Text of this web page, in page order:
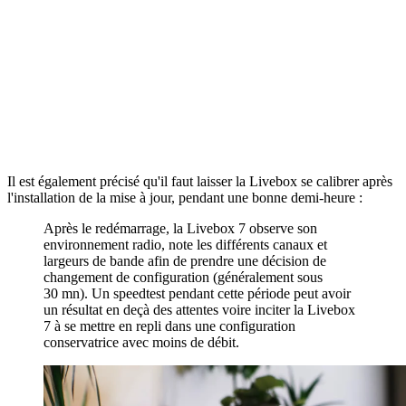
Il est également précisé qu'il faut laisser la Livebox se calibrer après
l'installation de la mise à jour, pendant une bonne demi-heure :
Après le redémarrage, la Livebox 7 observe son
environnement radio, note les différents canaux et
largeurs de bande afin de prendre une décision de
changement de configuration (généralement sous
30 mn). Un speedtest pendant cette période peut avoir
un résultat en deçà des attentes voire inciter la Livebox
7 à se mettre en repli dans une configuration
conservatrice avec moins de débit.